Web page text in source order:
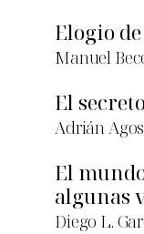
Elogio
Manuel
El
Adrián
El
algunas
Diego L.